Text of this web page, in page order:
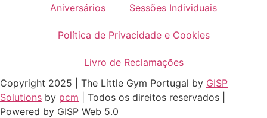
Aniversários Sessões Individuais
Política de Privacidade e Cookies
Livro de Reclamações
Copyright 2025 | The Little Gym Portugal by GISP
Solutions by pcm
| Todos os direitos reservados |
Powered by GISP Web 5.0